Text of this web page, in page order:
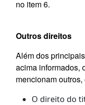
no item 6.
Outros direitos
Além dos
acima informados,
mencionam outros,
O direito do